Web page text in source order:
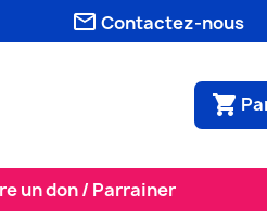
 Contactez-nous
shopping_cart
un don / Parrainer